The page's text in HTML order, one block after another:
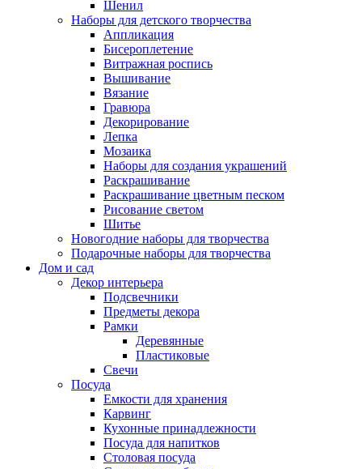
Шенил
Наборы для детского творчества
Аппликация
Бисероплетение
Витражная роспись
Вышивание
Вязание
Гравюра
Декорирование
Лепка
Мозаика
Наборы для создания украшений
Раскрашивание
Раскрашивание цветным песком
Рисование светом
Шитье
Новогодние наборы для творчества
Подарочные наборы для творчества
Дом и сад
Декор интерьера
Подсвечники
Предметы декора
Рамки
Деревянные
Пластиковые
Свечи
Посуда
Емкости для хранения
Карвинг
Кухонные принадлежности
Посуда для напитков
Столовая посуда